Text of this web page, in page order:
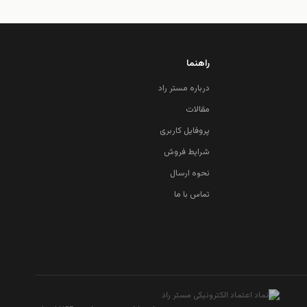
راهنما
درباره مستر راد
مقالات
پروفایل کاربری
شرایط فروش
نحوه ارسال
تماس با ما